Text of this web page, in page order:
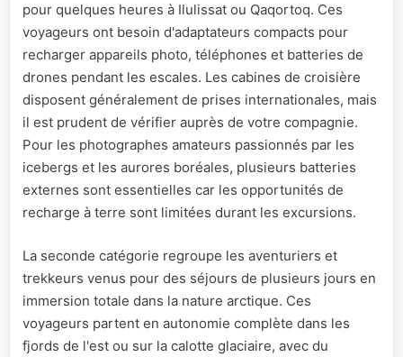
pour quelques heures à Ilulissat ou Qaqortoq. Ces
voyageurs ont besoin d'adaptateurs compacts pour
recharger appareils photo, téléphones et batteries de
drones pendant les escales. Les cabines de croisière
disposent généralement de prises internationales, mais
il est prudent de vérifier auprès de votre compagnie.
Pour les photographes amateurs passionnés par les
icebergs et les aurores boréales, plusieurs batteries
externes sont essentielles car les opportunités de
recharge à terre sont limitées durant les excursions.
La seconde catégorie regroupe les aventuriers et
trekkeurs venus pour des séjours de plusieurs jours en
immersion totale dans la nature arctique. Ces
voyageurs partent en autonomie complète dans les
fjords de l'est ou sur la calotte glaciaire, avec du